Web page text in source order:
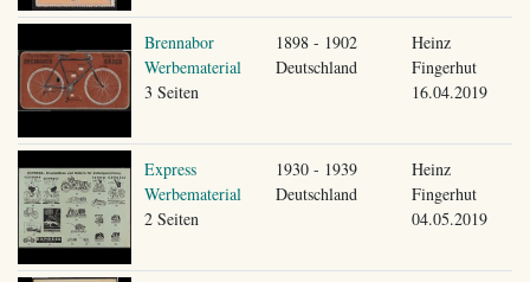
Brennabor
Werbematerial
3 Seiten
1898 - 1902
Deutschland
Heinz
Fingerhut
16.04.2019
Express
Werbematerial
2 Seiten
1930 - 1939
Deutschland
Heinz
Fingerhut
04.05.2019